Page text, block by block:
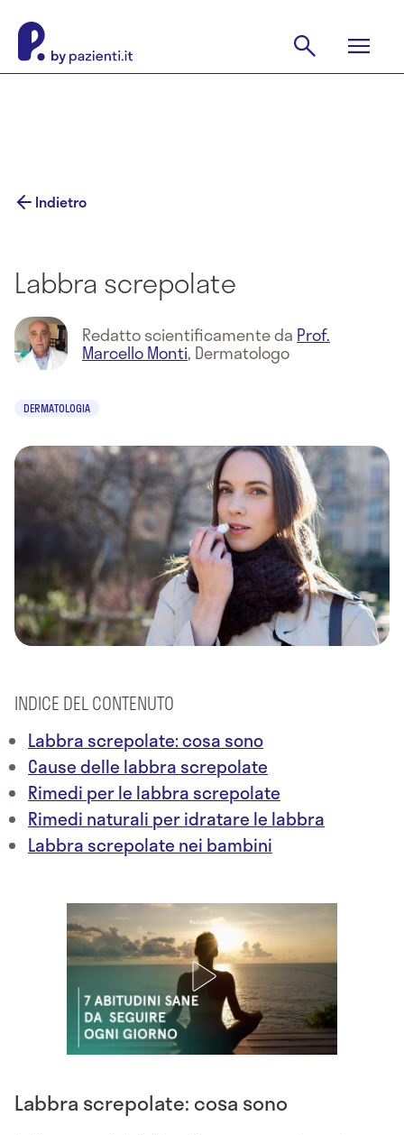
Indietro
Labbra screpolate
Redatto scientificamente da Prof.
Marcello Monti, Dermatologo
DERMATOLOGIA
INDICE DEL CONTENUTO
Labbra screpolate: cosa sono
Cause delle labbra screpolate
Rimedi per le labbra screpolate
Rimedi naturali per idratare le labbra
Labbra screpolate nei bambini
Labbra screpolate: cosa sono